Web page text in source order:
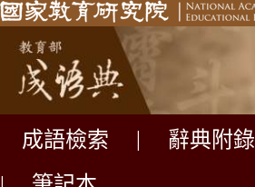
成語檢索 辭典附錄